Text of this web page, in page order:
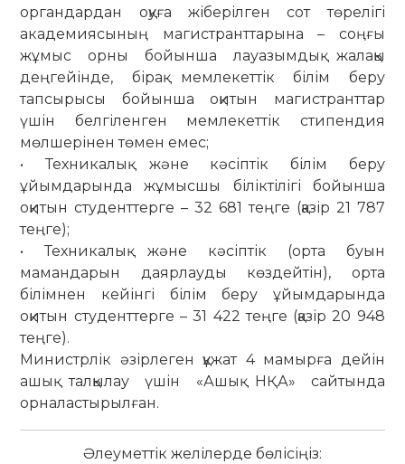
органдардан оқуға жіберілген сот төрелігі
академиясының магистранттарына – соңғы
жұмыс орны бойынша лауазымдық жалақы
деңгейінде, бірақ мемлекеттік білім беру
тапсырысы бойынша оқитын магистранттар
үшін белгіленген мемлекеттік стипендия
мөлшерінен төмен емес;
• Техникалық және кәсіптік білім беру
ұйымдарында жұмысшы біліктілігі бойынша
оқитын студенттерге – 32 681 теңге (қазір 21 787
теңге);
• Техникалық және кәсіптік (орта буын
мамандарын даярлауды көздейтін), орта
білімнен кейінгі білім беру ұйымдарында
оқитын студенттерге – 31 422 теңге (қазір 20 948
теңге).
Министрлік әзірлеген құжат 4 мамырға дейін
ашық талқылау үшін «Ашық НҚА» сайтында
орналастырылған.
Әлеуметтік желілерде бөлісіңіз: